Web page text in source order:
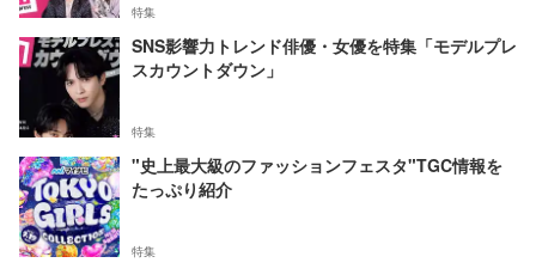
特集
SNS影響力トレンド俳優・女優を特集「モデルプレ
スカウントダウン」
特集
"史上最大級のファッションフェスタ"TGC情報を
たっぷり紹介
特集